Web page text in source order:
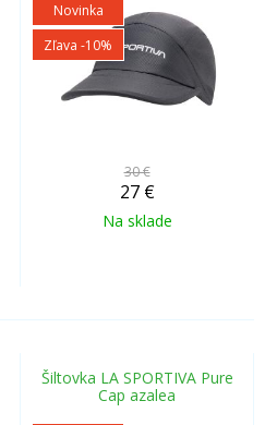
Novinka
Zľava -10%
30 €
27 €
Na sklade
Šiltovka LA SPORTIVA Pure
Cap azalea